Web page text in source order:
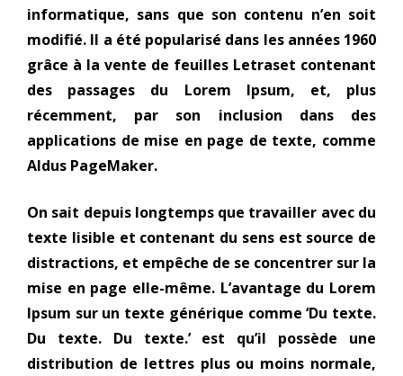
informatique, sans que son contenu n’en soit
modifié. Il a été popularisé dans les années 1960
grâce à la vente de feuilles Letraset contenant
des passages du Lorem Ipsum, et, plus
récemment, par son inclusion dans des
applications de mise en page de texte, comme
Aldus PageMaker.
On sait depuis longtemps que travailler avec du
texte lisible et contenant du sens est source de
distractions, et empêche de se concentrer sur la
mise en page elle-même. L’avantage du Lorem
Ipsum sur un texte générique comme ‘Du texte.
Du texte. Du texte.’ est qu’il possède une
distribution de lettres plus ou moins normale,